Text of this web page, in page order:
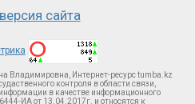
сайта
Владимировна, Интернет-ресурс tumba.kz
контроля в области связи,
в качестве информационного
ИА от 13.04.2017г. и относятся к